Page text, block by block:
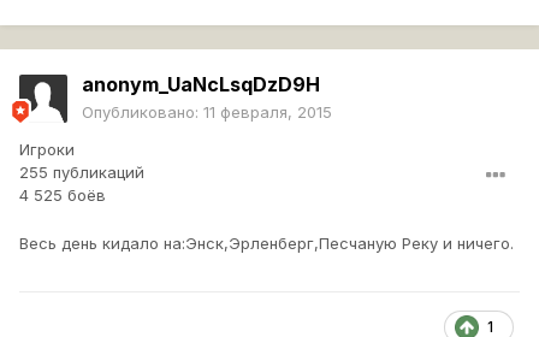
anonym_UaNcLsqDzD9H
Опубликовано: 11 февраля, 2015
Игроки
255 публикаций
4 525 боёв
Весь день кидало на:Энск,Эрленберг,Песчаную Реку и ничего.
1